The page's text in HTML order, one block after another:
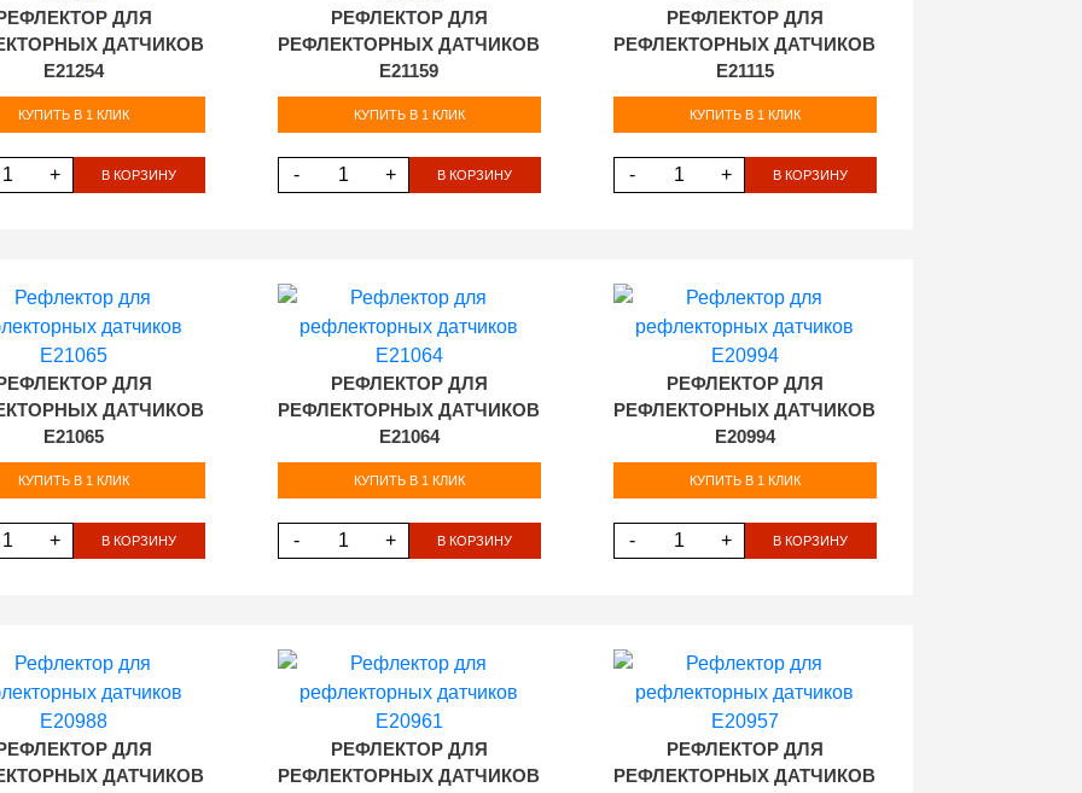
ДЛЯ
ДАТЧИКОВ
E21254
КУПИТЬ В 1 КЛИК
+ В КОРЗИНУ
РЕФЛЕКТОР ДЛЯ
РЕФЛЕКТОРНЫХ ДАТЧИКОВ
E21159
КУПИТЬ В 1 КЛИК
- + В КОРЗИНУ
РЕФЛЕКТОР ДЛЯ
РЕФЛЕКТОРНЫХ ДАТЧИКОВ
E21115
КУПИТЬ В 1 КЛИК
- + В КОРЗИНУ
ДЛЯ
ДАТЧИКОВ
E21065
КУПИТЬ В 1 КЛИК
+ В КОРЗИНУ
РЕФЛЕКТОР ДЛЯ
РЕФЛЕКТОРНЫХ ДАТЧИКОВ
E21064
КУПИТЬ В 1 КЛИК
- + В КОРЗИНУ
РЕФЛЕКТОР ДЛЯ
РЕФЛЕКТОРНЫХ ДАТЧИКОВ
E20994
КУПИТЬ В 1 КЛИК
- + В КОРЗИНУ
ДЛЯ
ДАТЧИКОВ
РЕФЛЕКТОР ДЛЯ
РЕФЛЕКТОРНЫХ ДАТЧИКОВ
РЕФЛЕКТОР ДЛЯ
РЕФЛЕКТОРНЫХ ДАТЧИКОВ